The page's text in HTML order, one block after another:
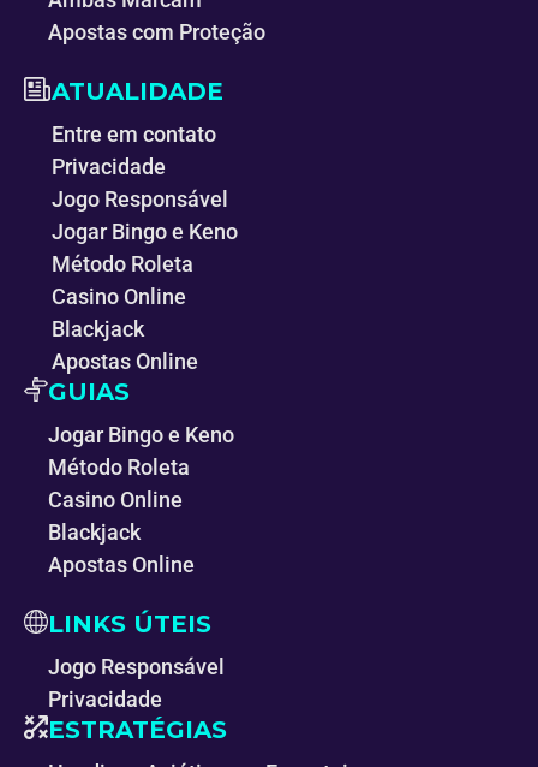
Apostas com Proteção
ATUALIDADE
Entre em contato
Privacidade
Jogo Responsável
Jogar Bingo e Keno
Método Roleta
Casino Online
Blackjack
Apostas Online
GUIAS
Jogar Bingo e Keno
Método Roleta
Casino Online
Blackjack
Apostas Online
LINKS ÚTEIS
Jogo Responsável
Privacidade
ESTRATÉGIAS